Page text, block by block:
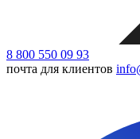
8 800 550 09 93
почта для клиентов